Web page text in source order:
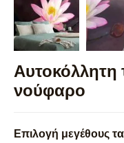
Αυτοκόλλητη
νούφαρο
Επιλογή μεγέθους